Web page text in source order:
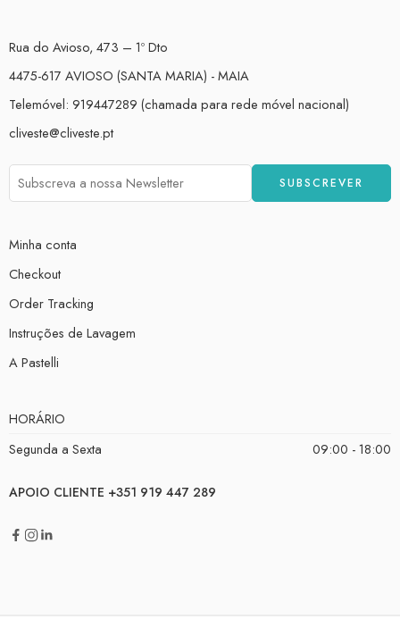
Rua do Avioso, 473 – 1º Dto
4475-617 AVIOSO (SANTA MARIA) - MAIA
Telemóvel: 919447289 (chamada para rede móvel nacional)
cliveste@cliveste.pt
Minha conta
Checkout
Order Tracking
Instruções de Lavagem
A Pastelli
HORÁRIO
Segunda a Sexta
09:00 - 18:00
APOIO CLIENTE +351 919 447 289